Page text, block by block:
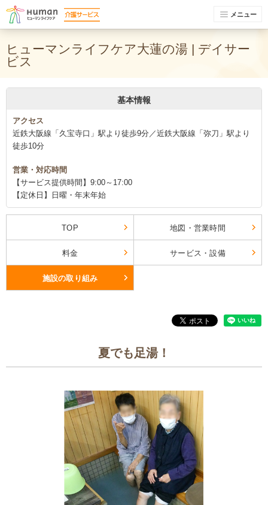
メニュー
ヒューマンライフケア大蓮の湯 | デイサー
ビス
基本情報
アクセス
近鉄大阪線「久宝寺口」駅より徒歩9分／近鉄大阪線「弥刀」駅より
徒歩10分
営業・対応時間
【サービス提供時間】9:00～17:00
【定休日】日曜・年末年始
TOP 地図・営業時間
料金 サービス・設備
施設の取り組み
夏でも足湯！